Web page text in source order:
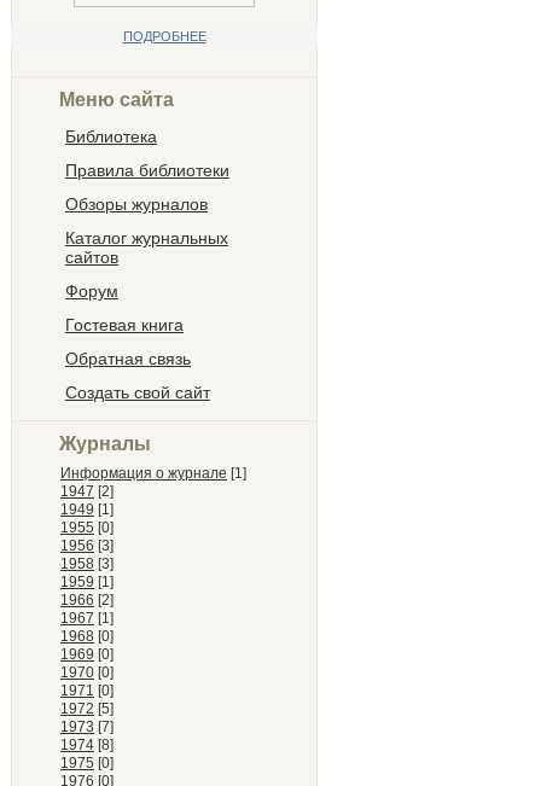
ПОДРОБНЕЕ
Меню сайта
Библиотека
Правила библиотеки
Обзоры журналов
Каталог журнальных
сайтов
Форум
Гостевая книга
Обратная связь
Создать свой сайт
Журналы
Информация о журнале [1]
1947 [2]
1949 [1]
1955 [0]
1956 [3]
1958 [3]
1959 [1]
1966 [2]
1967 [1]
1968 [0]
1969 [0]
1970 [0]
1971 [0]
1972 [5]
1973 [7]
1974 [8]
1975 [0]
1976 [0]